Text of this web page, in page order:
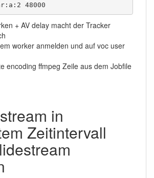
48000
+ AV delay macht der Tracker
worker anmelden und auf voc user
encoding ffmpeg Zeile aus dem Jobfile
in
Zeitintervall